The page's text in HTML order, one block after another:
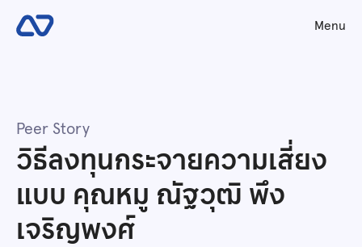
Menu
Peer Story
วิธีลงทุนกระจายความเสี่ยง
แบบ คุณหมู ณัฐวุฒิ พึง
เจริญพงศ์